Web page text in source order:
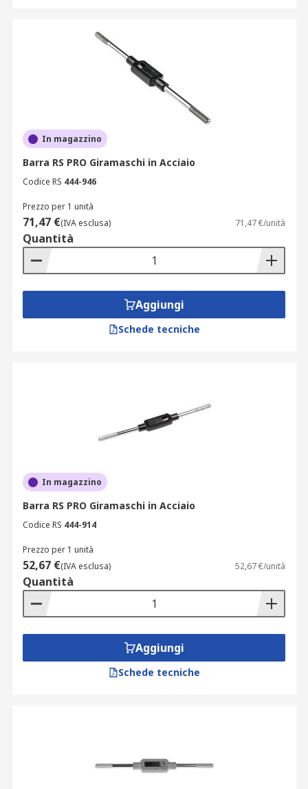
In magazzino
Barra RS PRO Giramaschi in Acciaio
Codice RS 444-946
Prezzo per 1 unità
71,47 €(IVA esclusa) 71,47 €/unità
Quantità
Aggiungi
Schede tecniche
In magazzino
Barra RS PRO Giramaschi in Acciaio
Codice RS 444-914
Prezzo per 1 unità
52,67 €(IVA esclusa) 52,67 €/unità
Quantità
Aggiungi
Schede tecniche